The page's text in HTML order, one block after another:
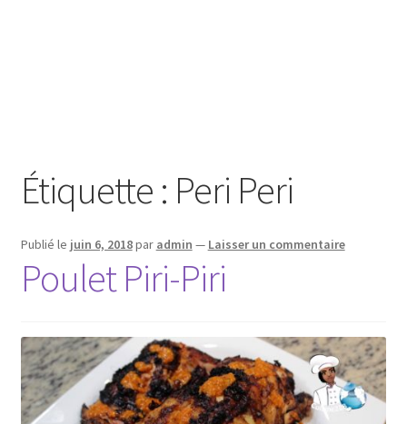
Étiquette : Peri Peri
Publié le juin 6, 2018par admin — Laisser un commentaire
Poulet Piri-Piri